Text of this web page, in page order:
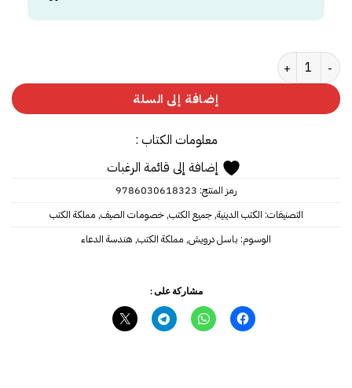
كمية هندسة الدعاء
إضافة إلى السلة
معلومات الكتاب :
إضافة إلى قائمة الرغبات
رمز المنتج: 9786030618323
التصنيفات: الكتب الدينية,جميع الكتب,خصومات الصيف, مملكة الكتب
الوسوم: باسل درويش, مملكة الكتب, هندسة الدعاء
مشاركة على :